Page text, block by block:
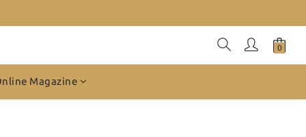
Magazine